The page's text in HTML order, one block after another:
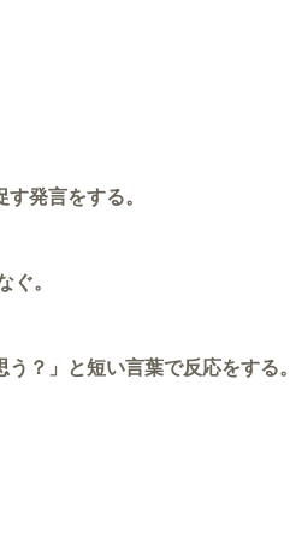
発言をする。
ぐ。
？」と短い言葉で反応をする。